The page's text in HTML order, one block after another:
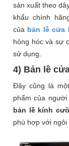
sản xuất theo
khẩu chính
của bản lề cửa
hỏng hóc và sự
sử dụng.
4) Bản lề
Đây cũng là
phẩm của người
bản lề kính
phù hợp với ngôi